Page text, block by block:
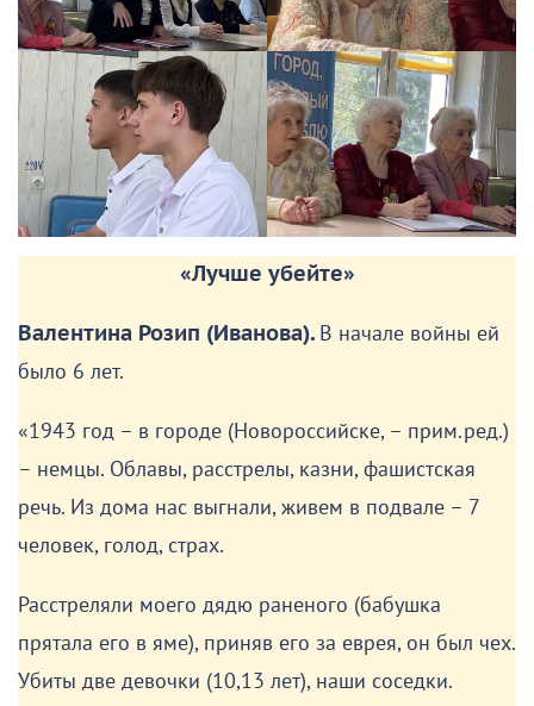
«Лучше убейте»
Валентина Розип (Иванова). В начале войны ей
было 6 лет.
«1943 год – в городе (Новороссийске, – прим.ред.)
– немцы. Облавы, расстрелы, казни, фашистская
речь. Из дома нас выгнали, живем в подвале – 7
человек, голод, страх.
Расстреляли моего дядю раненого (бабушка
прятала его в яме), приняв его за еврея, он был чех.
Убиты две девочки (10,13 лет), наши соседки.